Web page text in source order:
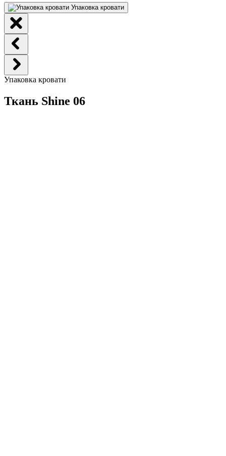
Упаковка кровати
Упаковка кровати
Ткань Shine 06